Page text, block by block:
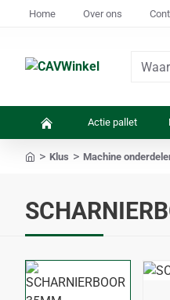
Home Over ons
Waar
op
Actie pallet
Klus Machine